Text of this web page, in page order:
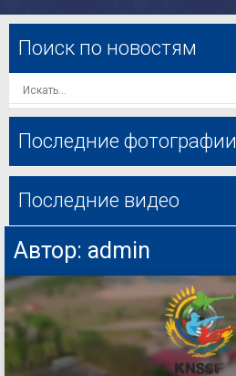
Автор: admin
Поиск по новостям
Последние фотографии
Последние видео